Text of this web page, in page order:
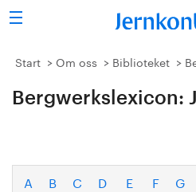
Sök
Stålindustrin
Vision 2050
Energi/miljö
Start Om oss Biblioteket
Bergwerkslexicon: J
A B C D E F G